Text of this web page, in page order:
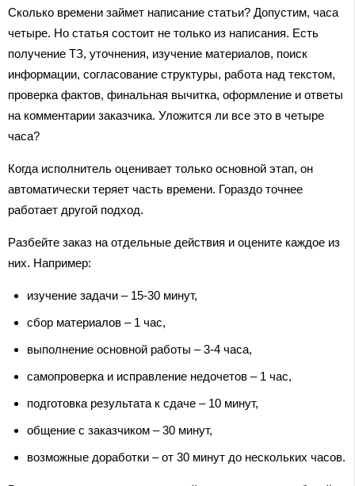
Сколько времени займет написание статьи? Допустим, часа
четыре. Но статья состоит не только из написания. Есть
получение ТЗ, уточнения, изучение материалов, поиск
информации, согласование структуры, работа над текстом,
проверка фактов, финальная вычитка, оформление и ответы
на комментарии заказчика. Уложится ли все это в четыре
часа?
Когда исполнитель оценивает только основной этап, он
автоматически теряет часть времени. Гораздо точнее
работает другой подход.
Разбейте заказ на отдельные действия и оцените каждое из
них. Например:
изучение задачи – 15-30 минут,
сбор материалов – 1 час,
выполнение основной работы – 3-4 часа,
самопроверка и исправление недочетов – 1 час,
подготовка результата к сдаче – 10 минут,
общение с заказчиком – 30 минут,
возможные доработки – от 30 минут до нескольких часов.